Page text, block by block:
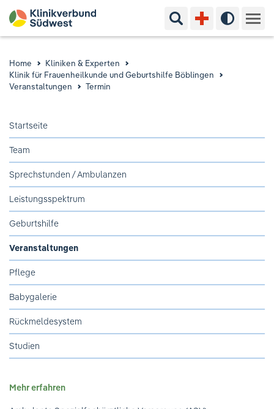
Suchbegriff eingeben
Hoher
Ihr Aufenthalt
Ausbildung & Studium
Jobs & Karriere
Standorte & Kontakt Aktuelles
Veranstaltungen
Ihre Meinung ist uns wichtig!
Home
Kliniken & Experten
Klinik für Frauenheilkunde und Geburtshilfe Böblingen
Veranstaltungen
Termin
Startseite
Team
Sprechstunden / Ambulanzen
Leistungsspektrum
Geburtshilfe
Veranstaltungen
Pflege
Babygalerie
Rückmeldesystem
Studien
Mehr erfahren